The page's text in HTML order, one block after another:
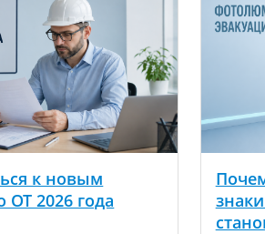
к новым
ОТ 2026 года